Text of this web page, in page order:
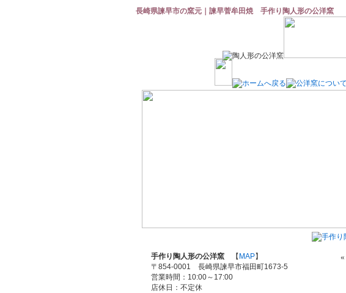
長崎県諫早市の窯元｜諫早菅牟田焼 手作り陶人形の公洋窯
手作り陶人形の公洋窯 【 MAP】
〒854-0001 長崎県諫早市福田町1673-5
営業時間：10:00～17:00
店休日：不定休
«